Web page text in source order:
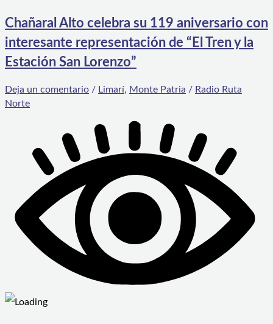
Chañaral Alto celebra su 119 aniversario con
interesante representación de “El Tren y la
Estación San Lorenzo”
Deja un comentario / Limarí, Monte Patria / Radio Ruta
Norte